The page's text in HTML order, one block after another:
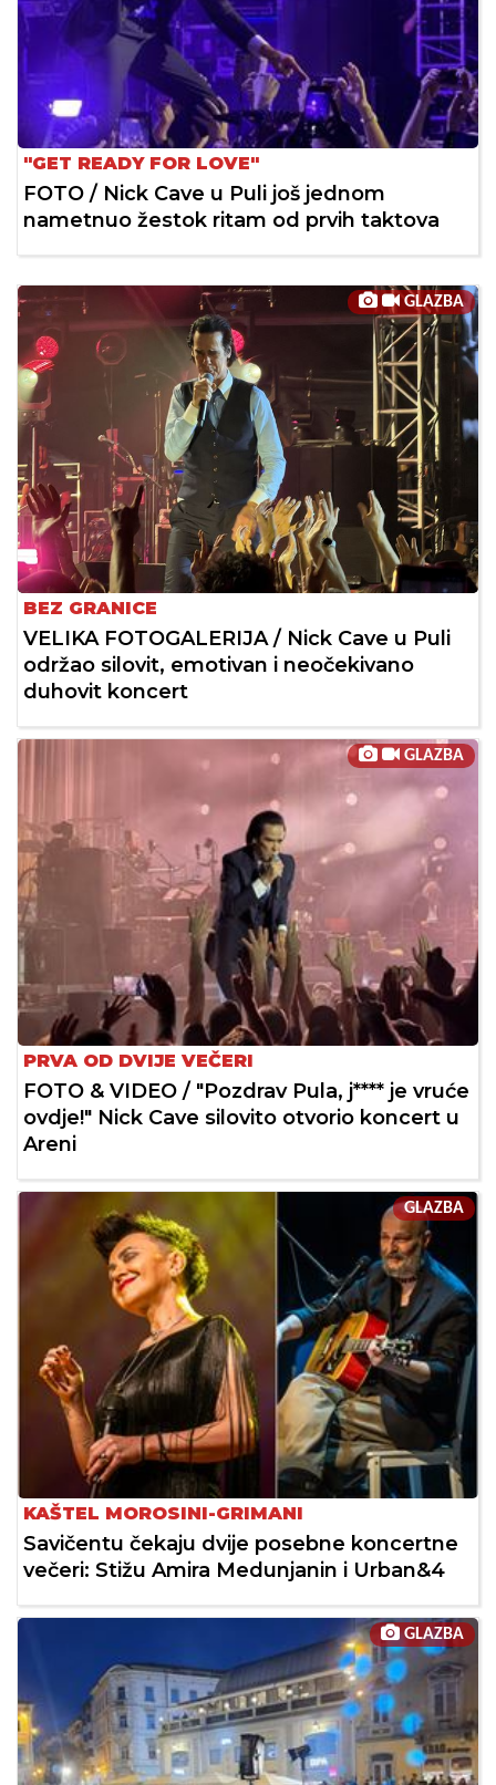
"GET READY FOR LOVE"
FOTO / Nick Cave u Puli još jednom
nametnuo žestok ritam od prvih taktova
GLAZBA
BEZ GRANICE
VELIKA FOTOGALERIJA / Nick Cave u Puli
održao silovit, emotivan i neočekivano
duhovit koncert
GLAZBA
PRVA OD DVIJE VEČERI
FOTO & VIDEO / "Pozdrav Pula, j**** je vruće
ovdje!" Nick Cave silovito otvorio koncert u
Areni
GLAZBA
KAŠTEL MOROSINI-GRIMANI
Savičentu čekaju dvije posebne koncertne
večeri: Stižu Amira Medunjanin i Urban&4
GLAZBA